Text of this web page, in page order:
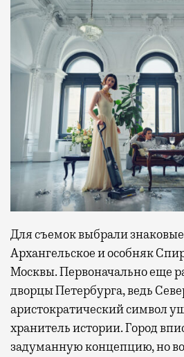
Для съемок выбрали
Архангельское и особняк
Москвы. Первоначально еще
дворцы Петербурга, ведь
аристократический символ
хранитель истории. Город
задуманную концепцию, но